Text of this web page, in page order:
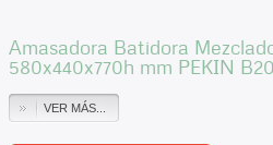
Amasadora Batidora
580x440x770h mm PEKIN
VER MÁS...